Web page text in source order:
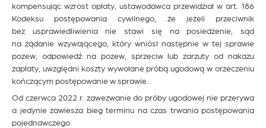
kompensując wzrost opłaty, ustawodawca przewidział w art. 186
Kodeksu postępowania cywilnego, że jeżeli przeciwnik
bez usprawiedliwienia nie stawi się na posiedzenie, sąd
na żądanie wzywającego, który wniósł następnie w tej sprawie
pozew, odpowiedź na pozew, sprzeciw lub zarzuty od nakazu
zapłaty, uwzględni koszty wywołane próbą ugodową w orzeczeniu
kończącym postępowanie w sprawie.
Od czerwca 2022 r. zawezwanie do próby ugodowej nie przerywa
a jedynie zawiesza bieg terminu na czas trwania postępowania
pojednawczego.